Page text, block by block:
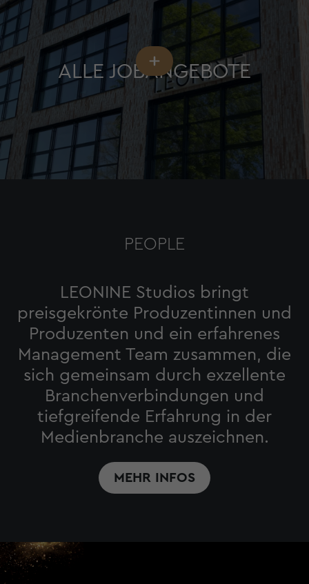
ALLE JOBANGEBOTE
PEOPLE
LEONINE Studios bringt
preisgekrönte Produzentinnen und
Produzenten und ein erfahrenes
Management Team zusammen, die
sich gemeinsam durch exzellente
Branchenverbindungen und
tiefgreifende Erfahrung in der
Medienbranche auszeichnen.
MEHR INFOS